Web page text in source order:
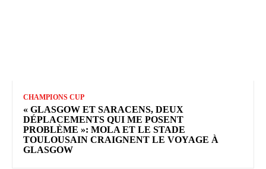
CHAMPIONS CUP
« GLASGOW ET SARACENS, DEUX
DÉPLACEMENTS QUI ME POSENT
PROBLÈME »: MOLA ET LE STADE
TOULOUSAIN CRAIGNENT LE VOYAGE À
GLASGOW